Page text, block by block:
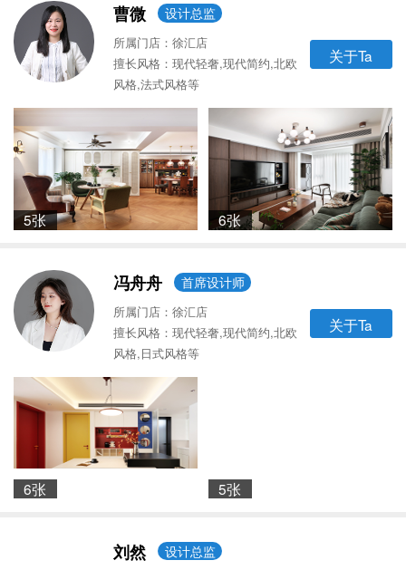
曹微 设计总监
所属门店：徐汇店
擅长风格：现代轻奢,现代简约,北欧
风格,法式风格等
关于Ta
5张 6张
冯舟舟 首席设计师
所属门店：徐汇店
擅长风格：现代轻奢,现代简约,北欧
风格,日式风格等
关于Ta
6张 5张
刘然 设计总监